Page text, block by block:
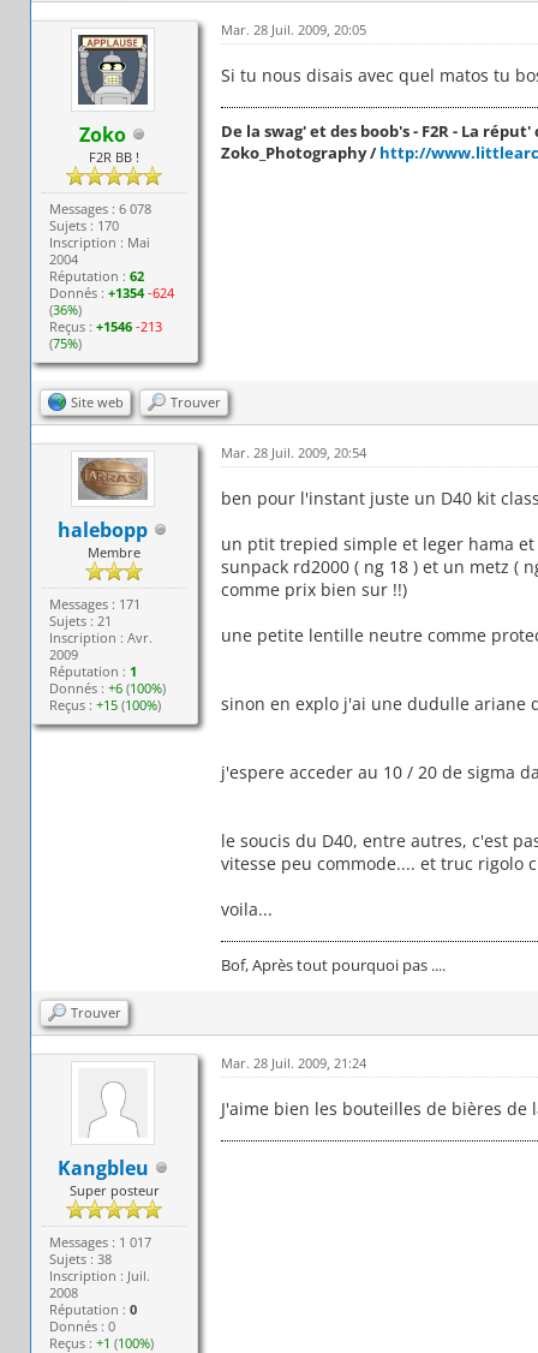
Zoko
F2R BB !
Messages : 6 078
Sujets : 170
Inscription : Mai
2004
Réputation :62
Donnés :+1354 -624
(36%)
Reçus :+1546 -213
(75%)
Mar. 28 Juil. 2009, 20:05
Si tu nous disais avec quel matos tu
De la swag' et des boob's - F2R - La réput'
Zoko_Photography /http://
Site web Trouver
halebopp
Membre
Messages : 171
Sujets : 21
Inscription : Avr.
2009
Réputation : 1
Donnés :+6 (100%)
Reçus :+15 (100%)
Mar. 28 Juil. 2009, 20:54
ben pour l'instant juste un D40 kit
un ptit trepied simple et leger hama
sunpack rd2000 ( ng 18 ) et un metz (
comme prix bien sur !!)
une petite lentille neutre comme
sinon en explo j'ai une dudulle ariane
j'espere acceder au 10 / 20 de sigma
le soucis du D40, entre autres, c'est
vitesse peu commode.... et truc rigolo
voila...
Bof, Après tout pourquoi pas ....
Trouver
Kangbleu
Super posteur
Messages : 1 017
Sujets : 38
Inscription : Juil.
2008
Réputation :0
Donnés : 0
Reçus :+1 (100%)
Mar. 28 Juil. 2009, 21:24
J'aime bien les bouteilles de bières de